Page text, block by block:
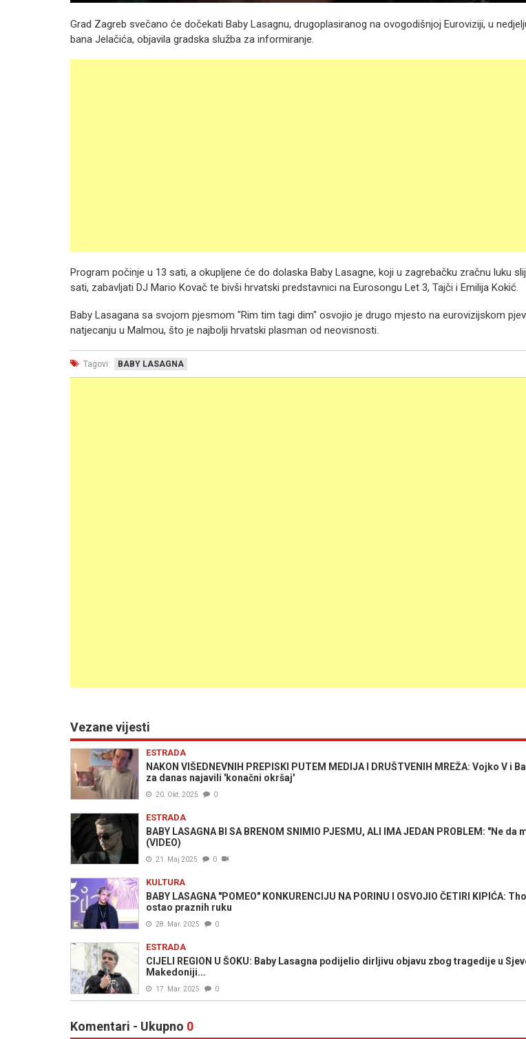
Grad Zagreb svečano će dočekati Baby Lasagnu, drugoplasiranog na ovogodišnjoj Euroviziji, u
bana Jelačića, objavila gradska služba za informiranje.
Program počinje u 13 sati, a okupljene će do dolaska Baby Lasagne, koji u zagrebačku zračnu luku
sati, zabavljati DJ Mario Kovač te bivši hrvatski predstavnici na Eurosongu Let 3, Tajči i Emilija Kokić.
Baby Lasagana sa svojom pjesmom "Rim tim tagi dim" osvojio je drugo mjesto na eurovizijskom
natjecanju u Malmou, što je najbolji hrvatski plasman od neovisnosti.
Tagovi: BABY LASAGNA
Vezane vijesti
ESTRADA
NAKON VIŠEDNEVNIH PREPISKI PUTEM MEDIJA I DRUŠTVENIH MREŽA: Vojko V i
za danas najavili 'konačni okršaj'
20. Okt. 2025 0
ESTRADA
BABY LASAGNA BI SA BRENOM SNIMIO PJESMU, ALI IMA JEDAN PROBLEM: "Ne da
(VIDEO)
21. Maj 2025 0
KULTURA
BABY LASAGNA "POMEO" KONKURENCIJU NA PORINU I OSVOJIO ČETIRI KIPIĆA:
ostao praznih ruku
28. Mar. 2025 0
ESTRADA
CIJELI REGION U ŠOKU: Baby Lasagna podijelio dirljivu objavu zbog tragedije u
Makedoniji...
17. Mar. 2025 0
Komentari - Ukupno 0